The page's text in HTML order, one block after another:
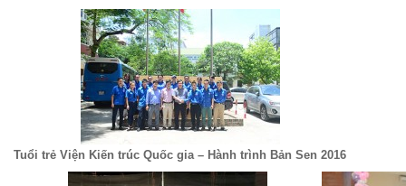
Tuổi trẻ Viện Kiến trúc Quốc gia – Hành trình Bản Sen 2016